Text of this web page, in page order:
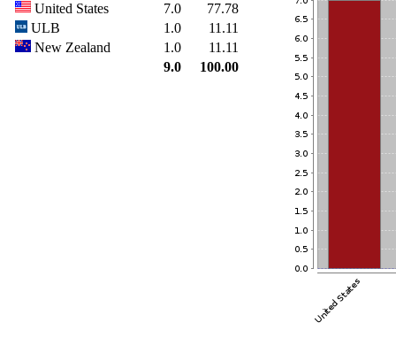
United States
7.0
77.78
ULB
1.0
11.11
New Zealand
1.0
11.11
9.0
100.00